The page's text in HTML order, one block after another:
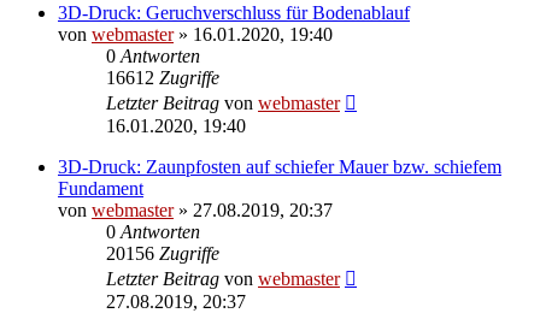
3D-Druck: Geruchverschluss für Bodenablauf
von webmaster» 16.01.2020, 19:40
0 Antworten
16612 Zugriffe
Letzter Beitrag von webmaster
16.01.2020, 19:40
3D-Druck: Zaunpfosten auf schiefer Mauer bzw. schiefem
Fundament
von webmaster» 27.08.2019, 20:37
0 Antworten
20156 Zugriffe
Letzter Beitrag von webmaster
27.08.2019, 20:37